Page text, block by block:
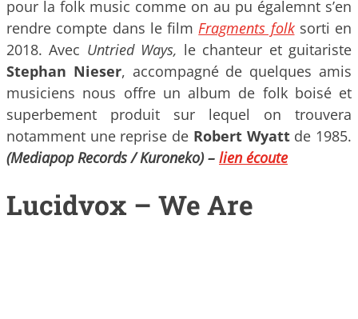
pour la folk music comme on au pu égalemnt s’en
rendre compte dans le filmFragments folksorti en
2018. Avec Untried Ways, le chanteur et guitariste
Stephan Nieser, accompagné de quelques amis
musiciens nous offre un album de folk boisé et
superbement produit sur lequel on trouvera
notamment une reprise de Robert Wyattde 1985.
(Mediapop Records / Kuroneko) – lien écoute
Lucidvox – We Are